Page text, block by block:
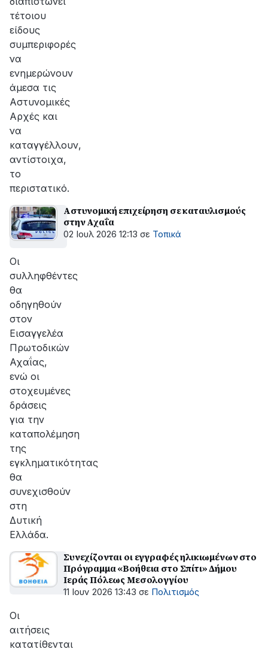
τέτοιου
είδους
συμπεριφορές
να
ενημερώνουν
άμεσα τις
Αστυνομικές
Αρχές και
να
καταγγέλλουν,
αντίστοιχα,
το
περιστατικό.
Aστυνομική επιχείρηση σε καταυλισμούς
στην Αχαΐα
02 Ιουλ 2026 12:13 σε Τοπικά
Οι
συλληφθέντες
θα
οδηγηθούν
στον
Εισαγγελέα
Πρωτοδικών
Αχαΐας,
ενώ οι
στοχευμένες
δράσεις
για την
καταπολέμηση
της
εγκληματικότητας
θα
συνεχισθούν
στη
Δυτική
Ελλάδα.
Συνεχίζονται οι εγγραφές ηλικιωμένων στο
Πρόγραμμα «Βοήθεια στο Σπίτι» Δήμου
Ιεράς Πόλεως Μεσολογγίου
11 Ιουν 2026 13:43 σε Πολιτισμός
Οι
αιτήσεις
κατατίθενται